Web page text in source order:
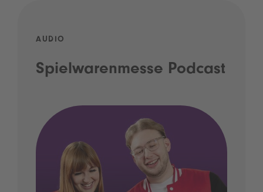
AUDIO
Spielwarenmesse Podcast